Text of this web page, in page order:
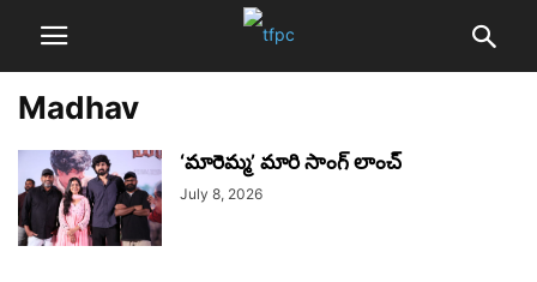
Madhav
‘మారెమ్మ’ మారి సాంగ్ లాంచ్
July 8, 2026